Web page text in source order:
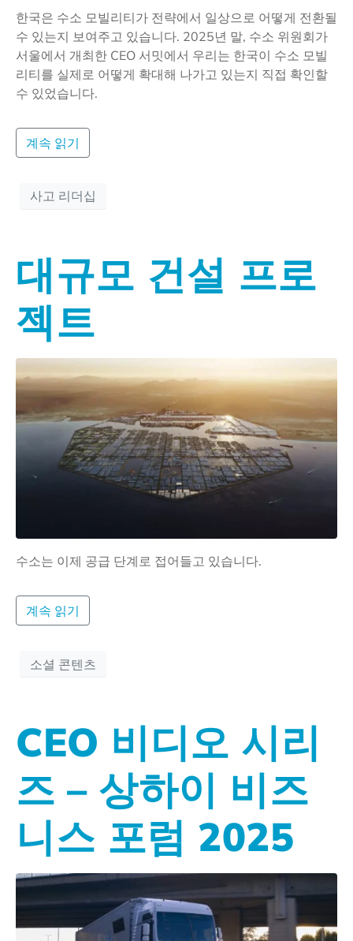
한국은 수소 모빌리티가 전략에서 일상으로 어떻게 전환될
수 있는지 보여주고 있습니다. 2025년 말, 수소 위원회가
서울에서 개최한 CEO 서밋에서 우리는 한국이 수소 모빌
리티를 실제로 어떻게 확대해 나가고 있는지 직접 확인할
수 있었습니다.
계속 읽기
사고 리더십
대규모 건설 프로
젝트
수소는 이제 공급 단계로 접어들고 있습니다.
계속 읽기
소셜 콘텐츠
CEO 비디오 시리
즈 – 상하이 비즈
니스 포럼 2025